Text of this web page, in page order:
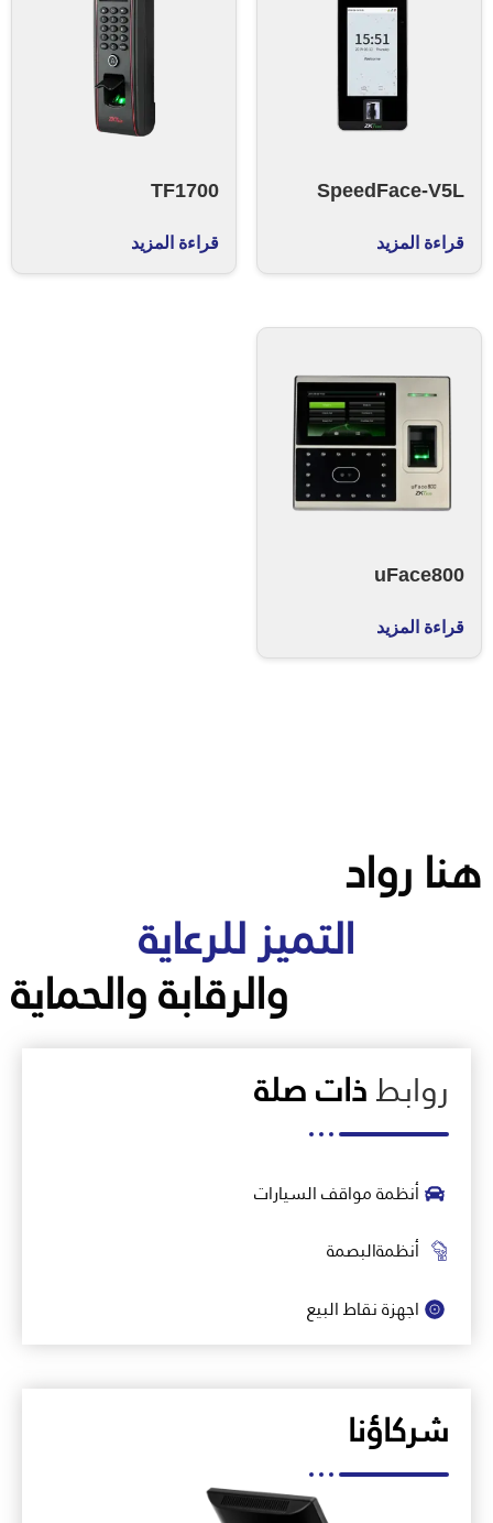
SpeedFace-V5L
قراءة المزيد
TF1700
قراءة المزيد
uFace800
قراءة المزيد
هنا رواد
التميز للرعاية
والرقابة والحماية
روابطذات صلة
أنظمة مواقف السيارات
أنظمةالبصمة
اجهزة نقاط البيع
شركاؤنا